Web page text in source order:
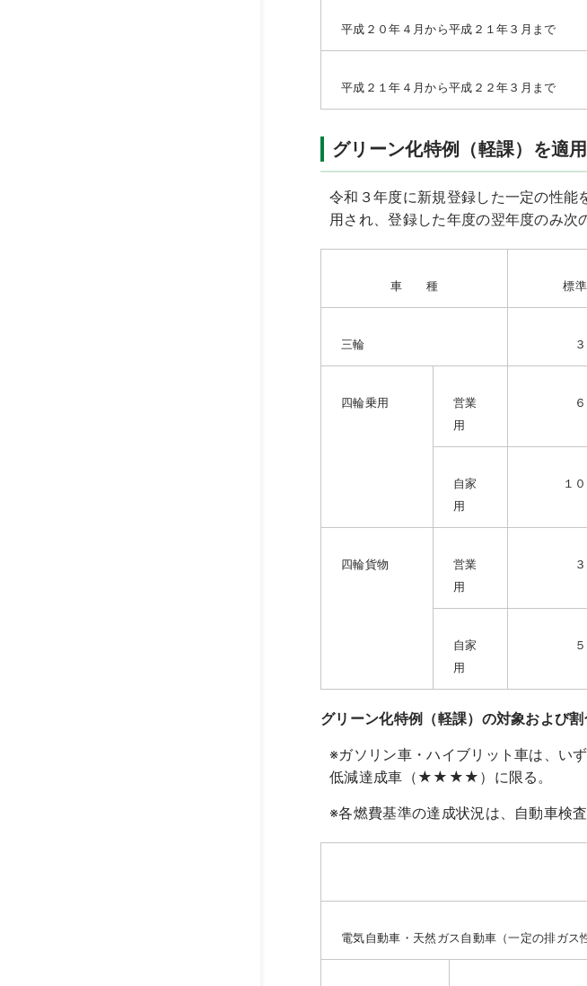
平成２０年４月から平成２１年３月まで
平成２１年４月から平成２２年３月まで
グリーン化特例（軽課）を適
令和３年度に新規登録した一定の性能
用され、登録した年度の翌年度のみ次
車 種 標
三輪
四輪乗用
営業
用
自家
用
１
四輪貨物
営業
用
自家
用
グリーン化特例（軽課）の対象および
※ガソリン車・ハイブリット車は、い
低減達成車（★★★★）に限る。
※各燃費基準の達成状況は、自動車検
電気自動車・天然ガス自動車（一定の排ガス